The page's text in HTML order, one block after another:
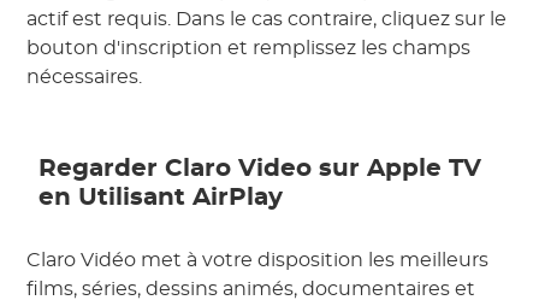
actif est requis. Dans le cas contraire, cliquez sur le
bouton d'inscription et remplissez les champs
nécessaires.
Regarder Claro Video sur Apple TV
en Utilisant AirPlay
Claro Vidéo met à votre disposition les meilleurs
films, séries, dessins animés, documentaires et